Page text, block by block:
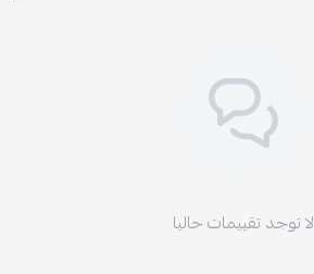
لا توجد تقييمات حاليا